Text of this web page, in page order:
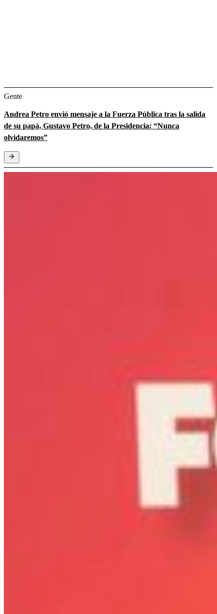
Gente
Andrea Petro envió mensaje a la Fuerza Pública tras la salida
de su papá, Gustavo Petro, de la Presidencia: “Nunca
olvidaremos”